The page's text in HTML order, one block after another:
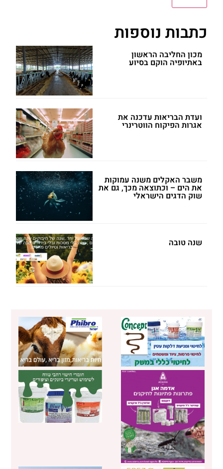
כתבות נוספות
מכון החליבה הראשון
באתיופיה הוקם בסיוע
ועדת הבריאות עדכנה את
אגרות הפיקוח הווטרינרי
משבר האקלים משנה עמוקות
את הים – וכתוצאה מכך, גם את
שוק הדגים הישראלי
שנה טובה